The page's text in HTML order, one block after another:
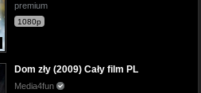
premium
1080p
Dom zły (2009) Cały film PL
Media4fun